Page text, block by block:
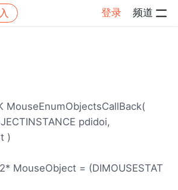
登录 频道
MouseEnumObjectsCallBack(
pdidoi,
)
MouseObject = (DIMOUSESTAT